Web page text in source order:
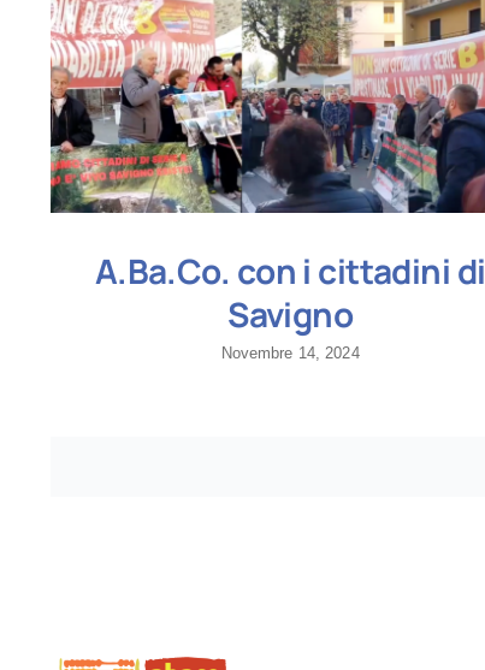
A.Ba.Co. con i cittadini di
Savigno
Novembre 14, 2024